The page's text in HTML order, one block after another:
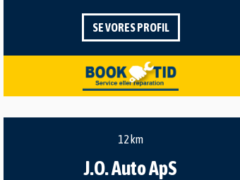
SE VORES PROFIL
12 km
J.O. Auto ApS